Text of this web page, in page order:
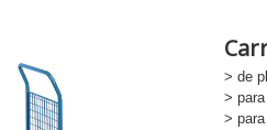
> de
>
>